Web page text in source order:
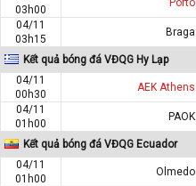
03h00
04/11
03h15
Braga
Kết quả bóng đá VĐQG Hy Lạp
04/11
00h30
AEK Athens
04/11
01h00
PAOK
Kết quả bóng đá VĐQG Ecuador
04/11
01h00
Olmedo